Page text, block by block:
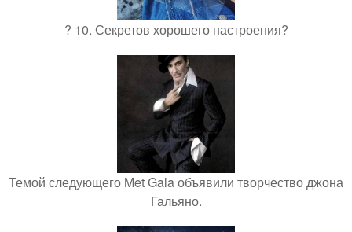
? 10. Секретов хорошего настроения?
Темой следующего Met Gala объявили творчество джона
Гальяно.